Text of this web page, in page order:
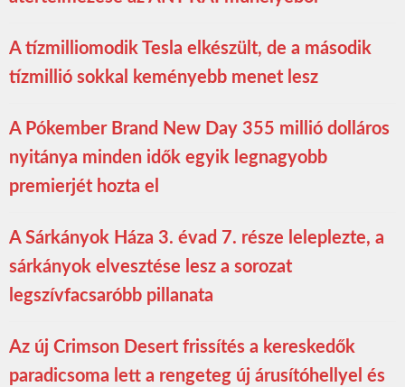
A tízmilliomodik Tesla elkészült, de a második
tízmillió sokkal keményebb menet lesz
A Pókember Brand New Day 355 millió dolláros
nyitánya minden idők egyik legnagyobb
premierjét hozta el
A Sárkányok Háza 3. évad 7. része leleplezte, a
sárkányok elvesztése lesz a sorozat
legszívfacsaróbb pillanata
Az új Crimson Desert frissítés a kereskedők
paradicsoma lett a rengeteg új árusítóhellyel és